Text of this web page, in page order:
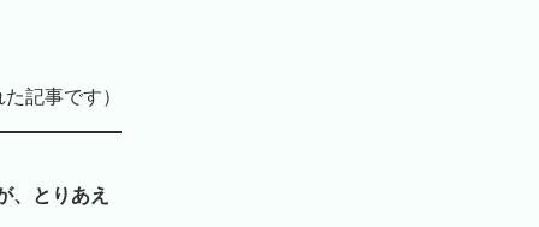
記事です）
、とりあえ